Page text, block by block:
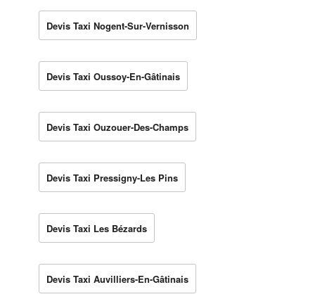
Devis Taxi Nogent-Sur-Vernisson
Devis Taxi Oussoy-En-Gâtinais
Devis Taxi Ouzouer-Des-Champs
Devis Taxi Pressigny-Les Pins
Devis Taxi Les Bézards
Devis Taxi Auvilliers-En-Gâtinais